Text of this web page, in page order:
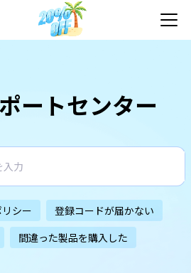
ートセンター
シー
登録コードが届かない
間違った製品を購入した